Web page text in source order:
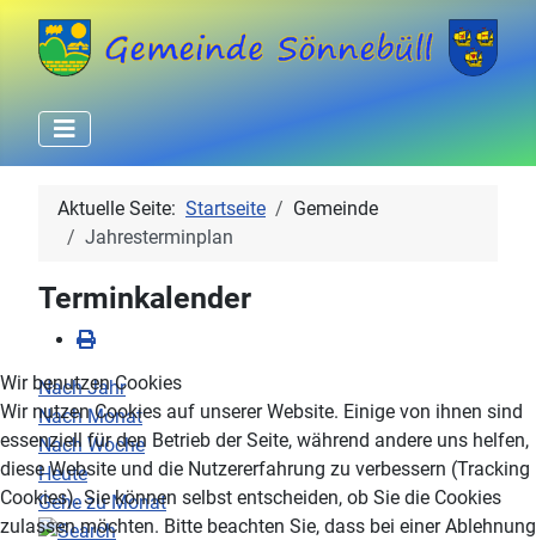
Aktuelle Seite: Startseite
Gemeinde
Jahresterminplan
Terminkalender
Nach Jahr
Nach Monat
Nach Woche
Heute
Gehe zu Monat
Wir benutzen Cookies
Wir nutzen Cookies auf unserer Website. Einige von ihnen sind
essenziell für den Betrieb der Seite, während andere uns helfen,
diese Website und die Nutzererfahrung zu verbessern (Tracking
Cookies). Sie können selbst entscheiden, ob Sie die Cookies
zulassen möchten. Bitte beachten Sie, dass bei einer Ablehnung